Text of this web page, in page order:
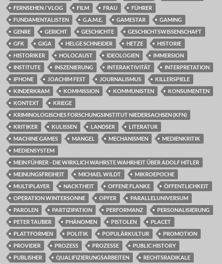
FERNSEHEN / VLOG
FILM FRAU
FÜHRER
FUNDAMENTALISTEN
G.A.M.E. GAMESTAR
GAMING
GENRE
GERICHT GESCHICHTE
GESCHICHTSWISSENSCHAFT
GFK
GIGA HELGE SCHNEIDER HETZE
HISTORIE
HISTORIKER
HOLOCAUST IDEOLOGIEN
IMMERSION
INSTITUTE
INSZENIERUNG INTERAKTIVITÄT
INTERPRETATION
IPHONE
JOACHIM FEST JOURNALISMUS
KILLERSPIELE
KINDERKRAM
KOMMISSION KOMMUNISTEN
KONSUMENTEN
KONTEXT
KRIEGE
KRIMINOLOGISCHES FORSCHUNGSINSTITUT NIEDERSACHSEN (KFN)
KRITIKER
KULISSEN LANDSER
LITERATUR
MACHINE GAMES
MANGEL MECHANISMEN
MEDIENKRITIK
MEDIENSYSTEM
MEIN FÜHRER - DIE WIRKLICH WAHRSTE WAHRHEIT ÜBER ADOLF HITLER
MEINUNGSFREIHEIT
MICHAEL WILDT
MIKROEPOCHE
MULTIPLAYER
NACKTHEIT OFFENE FLANKE
ÖFFENTLICHKEIT
OPERATION WINTERSONNE
OPFER
PARALLELUNIVERSUM
PAROLEN
PARTIZIPATION PERFORMANZ
PERSONALISIERUNG
PETER TAUBER
PHÄNOMEN PISTOLEN
PLACET
PLATTFORMEN
POLITIK POPULÄRKULTUR
PROMOTION
PROVIDER
PROZESS PROZESSE
PUBLIC HISTORY
PUBLISHER
QUALIFIZIERUNGSARBEITEN
RECHTSRADIKALE